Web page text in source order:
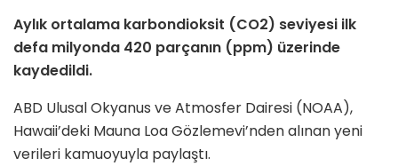
Aylık ortalama karbondioksit (CO2) seviyesi ilk
defa milyonda 420 parçanın (ppm) üzerinde
kaydedildi.
ABD Ulusal Okyanus ve Atmosfer Dairesi (NOAA),
Hawaii’deki Mauna Loa Gözlemevi’nden alınan yeni
verileri kamuoyuyla paylaştı.